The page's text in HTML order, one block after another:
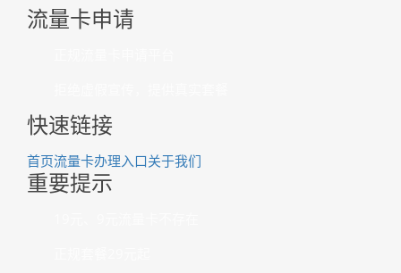
流量卡申请
快速链接
首页流量卡办理入口关于我们
重要提示